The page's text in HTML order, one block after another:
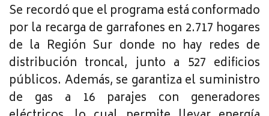
Se recordó que el programa está conformado
por la recarga de garrafones en 2.717 hogares
de la Región Sur donde no hay redes de
distribución troncal, junto a 527 edificios
públicos. Además, se garantiza el suministro
de gas a 16 parajes con generadores